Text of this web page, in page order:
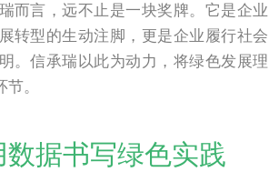
而言，远不止是一块奖牌。它是企业
转型的生动注脚，更是企业履行社会
。信承瑞以此为动力，将绿色发展理
。
据书写绿色实践